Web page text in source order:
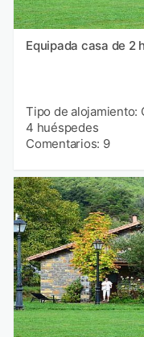
Equipada casa de 2
Tipo de alojamiento:
4 huéspedes
Comentarios: 9